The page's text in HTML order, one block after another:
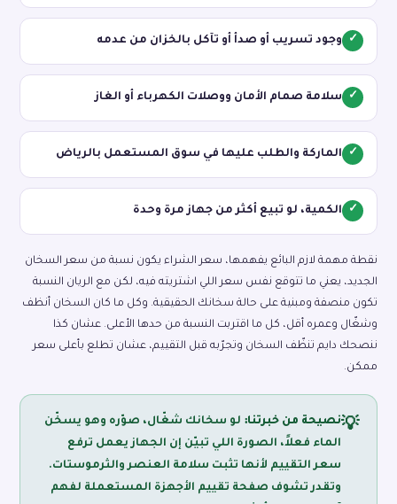
✓ وجود تسريب أو صدأ أو تآكل بالخزان من عدمه
✓ سلامة صمام الأمان ووصلات الكهرباء أو الغاز
✓ الماركة والطلب عليها في سوق المستعمل بالرياض
✓ الكمية، لو تبيع أكثر من جهاز مرة وحدة
نقطة مهمة لازم البائع يفهمها، سعر الشراء يكون نسبة من سعر السخان
الجديد، يعني ما تتوقع نفس سعر اللي اشتريته فيه، لكن مع الريان النسبة
تكون منصفة ومبنية على حالة سخانك الحقيقية. وكل ما كان السخان أنظف
وشغّال وعمره أقل، كل ما اقتربت النسبة من حدها الأعلى. عشان كذا
ننصحك دايم تنظّف السخان وتجرّبه قبل التقييم، عشان تطلع بأعلى سعر
ممكن.
💡نصيحة من خبرتنا: لو سخانك شغّال، صوّره وهو يسخّن
الماء فعلاً، الصورة اللي تبيّن إن الجهاز يعمل ترفع
سعر التقييم لأنها تثبت سلامة العنصر والثرموستات.
وتقدر تشوف صفحة تقييم الأجهزة المستعملة لفهم